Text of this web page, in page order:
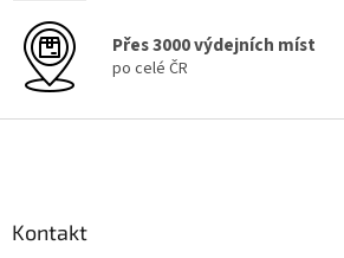
p
Přes 3000 výdejních míst
po celé ČR
Kontakt